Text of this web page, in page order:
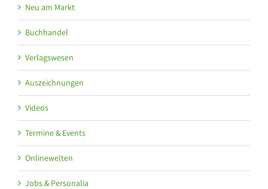
Neu am Markt
Buchhandel
Verlagswesen
Auszeichnungen
Videos
Termine & Events
Onlinewelten
Jobs & Personalia